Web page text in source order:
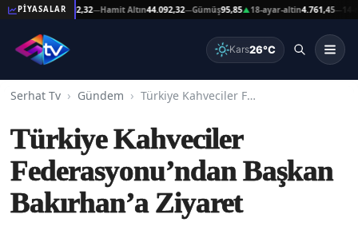
PİYASALAR
Altın44.092,32 —Hamit Altın44.092,32—Gümüş95,85▲18-ayar-altin4.761,45—14-
Kars26°C
Serhat Tv Gündem Türkiye Kahveciler Federasyonu’ndan Başkan Bakırhan’a Ziyaret
Türkiye Kahveciler
Federasyonu’ndan Başkan
Bakırhan’a Ziyaret